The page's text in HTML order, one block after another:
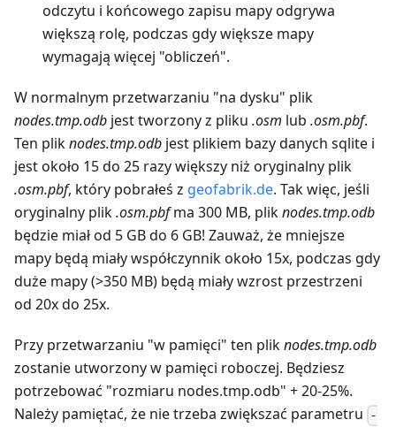
odczytu i końcowego zapisu mapy odgrywa
większą rolę, podczas gdy większe mapy
wymagają więcej "obliczeń".
W normalnym przetwarzaniu "na dysku" plik
nodes.tmp.odb jest tworzony z pliku .osm lub .osm.pbf.
Ten pliknodes.tmp.odb jest plikiem bazy danych sqlite i
jest około 15 do 25 razy większy niż oryginalny plik
.osm.pbf, który pobrałeś z geofabrik.de. Tak więc, jeśli
oryginalny plik.osm.pbfma 300 MB, pliknodes.tmp.odb
będzie miał od 5 GB do 6 GB! Zauważ, że mniejsze
mapy będą miały współczynnik około 15x, podczas gdy
duże mapy (>350 MB) będą miały wzrost przestrzeni
od 20x do 25x.
Przy przetwarzaniu "w pamięci" ten pliknodes.tmp.odb
zostanie utworzony w pamięci roboczej. Będziesz
potrzebować "rozmiaru nodes.tmp.odb" + 20-25%.
Należy pamiętać, że nie trzeba zwiększać parametru -